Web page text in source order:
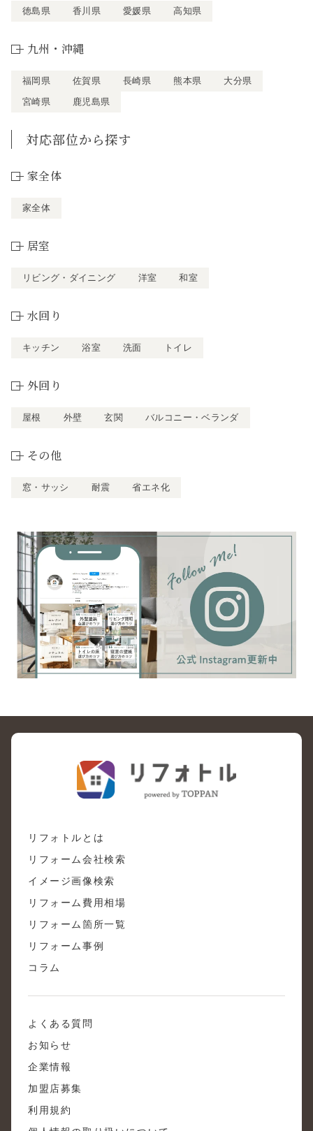
徳島県 香川県 愛媛県 高知県
九州・沖縄
福岡県 佐賀県 長崎県 熊本県
大分県
宮崎県
鹿児島県
対応部位から探す
家全体
家全体
居室
リビング・ダイニング 洋室 和室
水回り
キッチン 浴室 洗面 トイレ
外回り
屋根 外壁 玄関 バルコニー・ベランダ
その他
窓・サッシ 耐震 省エネ化
リフォトルとは
リフォーム会社検索
イメージ画像検索
リフォーム費用相場
リフォーム箇所一覧
リフォーム事例
コラム
よくある質問
お知らせ
企業情報
加盟店募集
利用規約